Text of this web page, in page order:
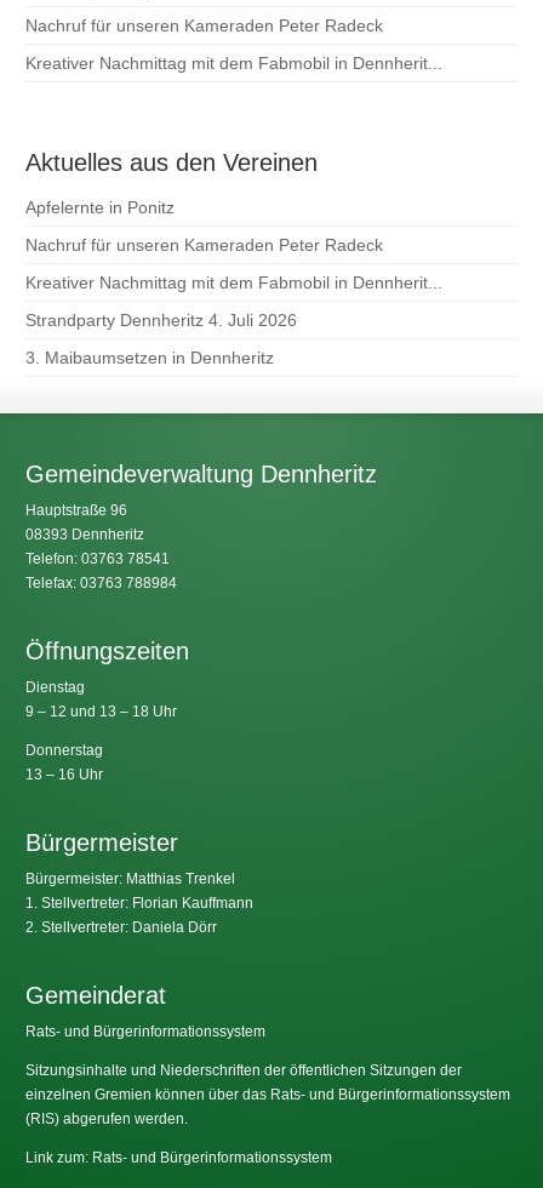
Nachruf für unseren Kameraden Peter Radeck
Kreativer Nachmittag mit dem Fabmobil in Dennherit...
Aktuelles aus den Vereinen
Apfelernte in Ponitz
Nachruf für unseren Kameraden Peter Radeck
Kreativer Nachmittag mit dem Fabmobil in Dennherit...
Strandparty Dennheritz 4. Juli 2026
3. Maibaumsetzen in Dennheritz
Gemeindeverwaltung Dennheritz
Hauptstraße 96
08393 Dennheritz
Telefon: 03763 78541
Telefax: 03763 788984
Öffnungszeiten
Dienstag
9 – 12 und 13 – 18 Uhr
Donnerstag
13 – 16 Uhr
Bürgermeister
Bürgermeister: Matthias Trenkel
1. Stellvertreter: Florian Kauffmann
2. Stellvertreter: Daniela Dörr
Gemeinderat
Rats- und Bürgerinformationssystem
Sitzungsinhalte und Niederschriften der öffentlichen Sitzungen der
einzelnen Gremien können über das Rats- und Bürgerinformationssystem
(RIS) abgerufen werden.
Link zum: Rats- und Bürgerinformationssystem